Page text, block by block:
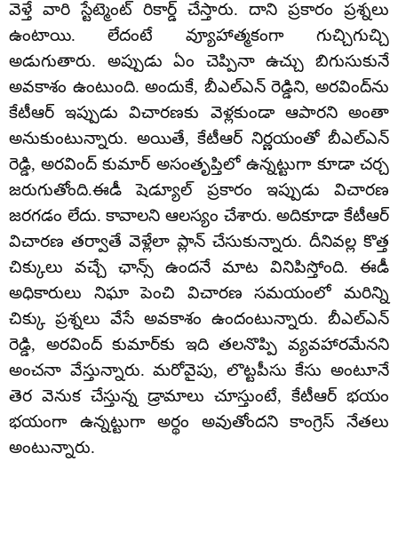
వెళ్తే వారి స్టేట్మెంట్ రికార్డ్ చేస్తారు. దాని ప్రకారం ప్రశ్నలు
ఉంటాయి. లేదంటే వ్యూహాత్మకంగా గుచ్చిగుచ్చి
అడుగుతారు. అప్పుడు ఏం చెప్పినా ఉచ్చు బిగుసుకునే
అవకాశం ఉంటుంది. అందుకే, బీఎల్‌ఎన్ రెడ్డిని, అరవింద్‌ను
కేటీఆర్ ఇప్పుడు విచారణకు వెళ్లకుండా ఆపారని అంతా
అనుకుంటున్నారు. అయితే, కేటీఆర్ నిర్ణయంతో బీఎల్‌ఎన్
రెడ్డి, అరవింద్ కుమార్ అసంతృప్తిలో ఉన్నట్టుగా కూడా చర్చ
జరుగుతోంది.ఈడీ షెడ్యూల్ ప్రకారం ఇప్పుడు విచారణ
జరగడం లేదు. కావాలని ఆలస్యం చేశారు. అదికూడా కేటీఆర్
విచారణ తర్వాతే వెళ్లేలా ప్లాన్ చేసుకున్నారు. దీనివల్ల కొత్త
చిక్కులు వచ్చే ఛాన్స్ ఉందనే మాట వినిపిస్తోంది. ఈడీ
అధికారులు నిఘా పెంచి విచారణ సమయంలో మరిన్ని
చిక్కు ప్రశ్నలు వేసే అవకాశం ఉందంటున్నారు. బీఎల్ఎన్
రెడ్డి, అరవింద్ కుమార్‌కు ఇది తలనొప్పి వ్యవహారమేనని
అంచనా వేస్తున్నారు. మరోవైపు, లొట్టపీసు కేసు అంటూనే
తెర వెనుక చేస్తున్న డ్రామాలు చూస్తుంటే, కేటీఆర్ భయం
భయంగా ఉన్నట్టుగా అర్థం అవుతోందని కాంగ్రెస్ నేతలు
అంటున్నారు.